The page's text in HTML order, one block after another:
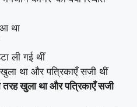
था
ली गई थीं
था और पत्रिकाएँ सजी थीं
खुला था और पत्रिकाएँ सजी